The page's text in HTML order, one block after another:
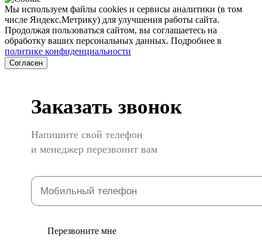
Мы используем файлы cookies и сервисы аналитики (в том
числе Яндекс.Метрику) для улучшения работы сайта.
Продолжая пользоваться сайтом, вы соглашаетесь на
обработку ваших персональных данных. Подробнее в
политике конфиденциальности
Согласен
Заказать звонок
Напишите свой телефон
и менеджер перезвонит вам
Перезвоните мне